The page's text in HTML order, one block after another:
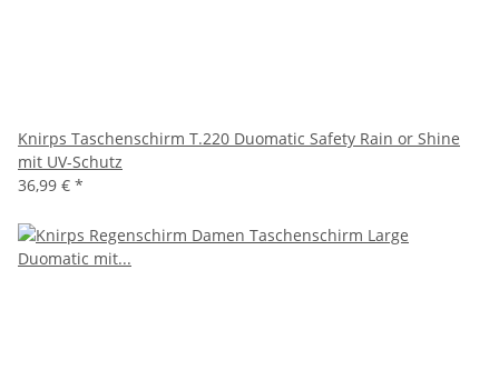
Knirps Taschenschirm T.220 Duomatic Safety Rain or Shine
mit UV-Schutz
36,99 € *